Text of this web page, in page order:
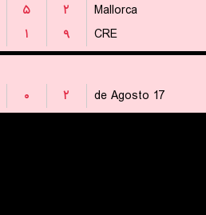
۵ ۲ Mallorca
۱ ۹ CRE
۰ ۲ 17 de Agosto